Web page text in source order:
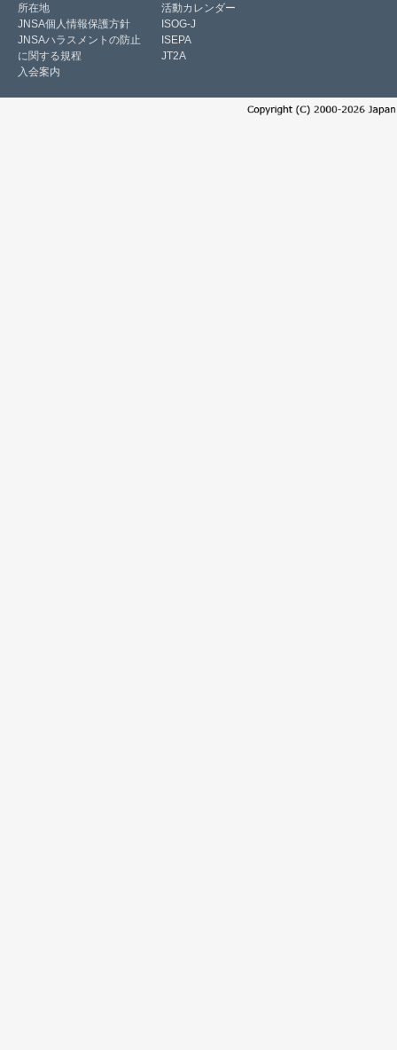
所在地
JNSA個人情報保護方針
JNSAハラスメントの防止
に関する規程
入会案内
活動カレンダー
ISOG-J
ISEPA
JT2A